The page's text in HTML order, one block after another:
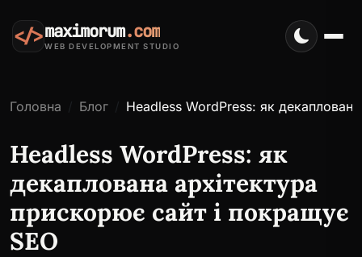
</>maximorum.com
WEB DEVELOPMENT STUDIO
Головна Блог Headless WordPress: як
Headless WordPress: як
декаплована архітектура
прискорює сайт і покращує
SEO